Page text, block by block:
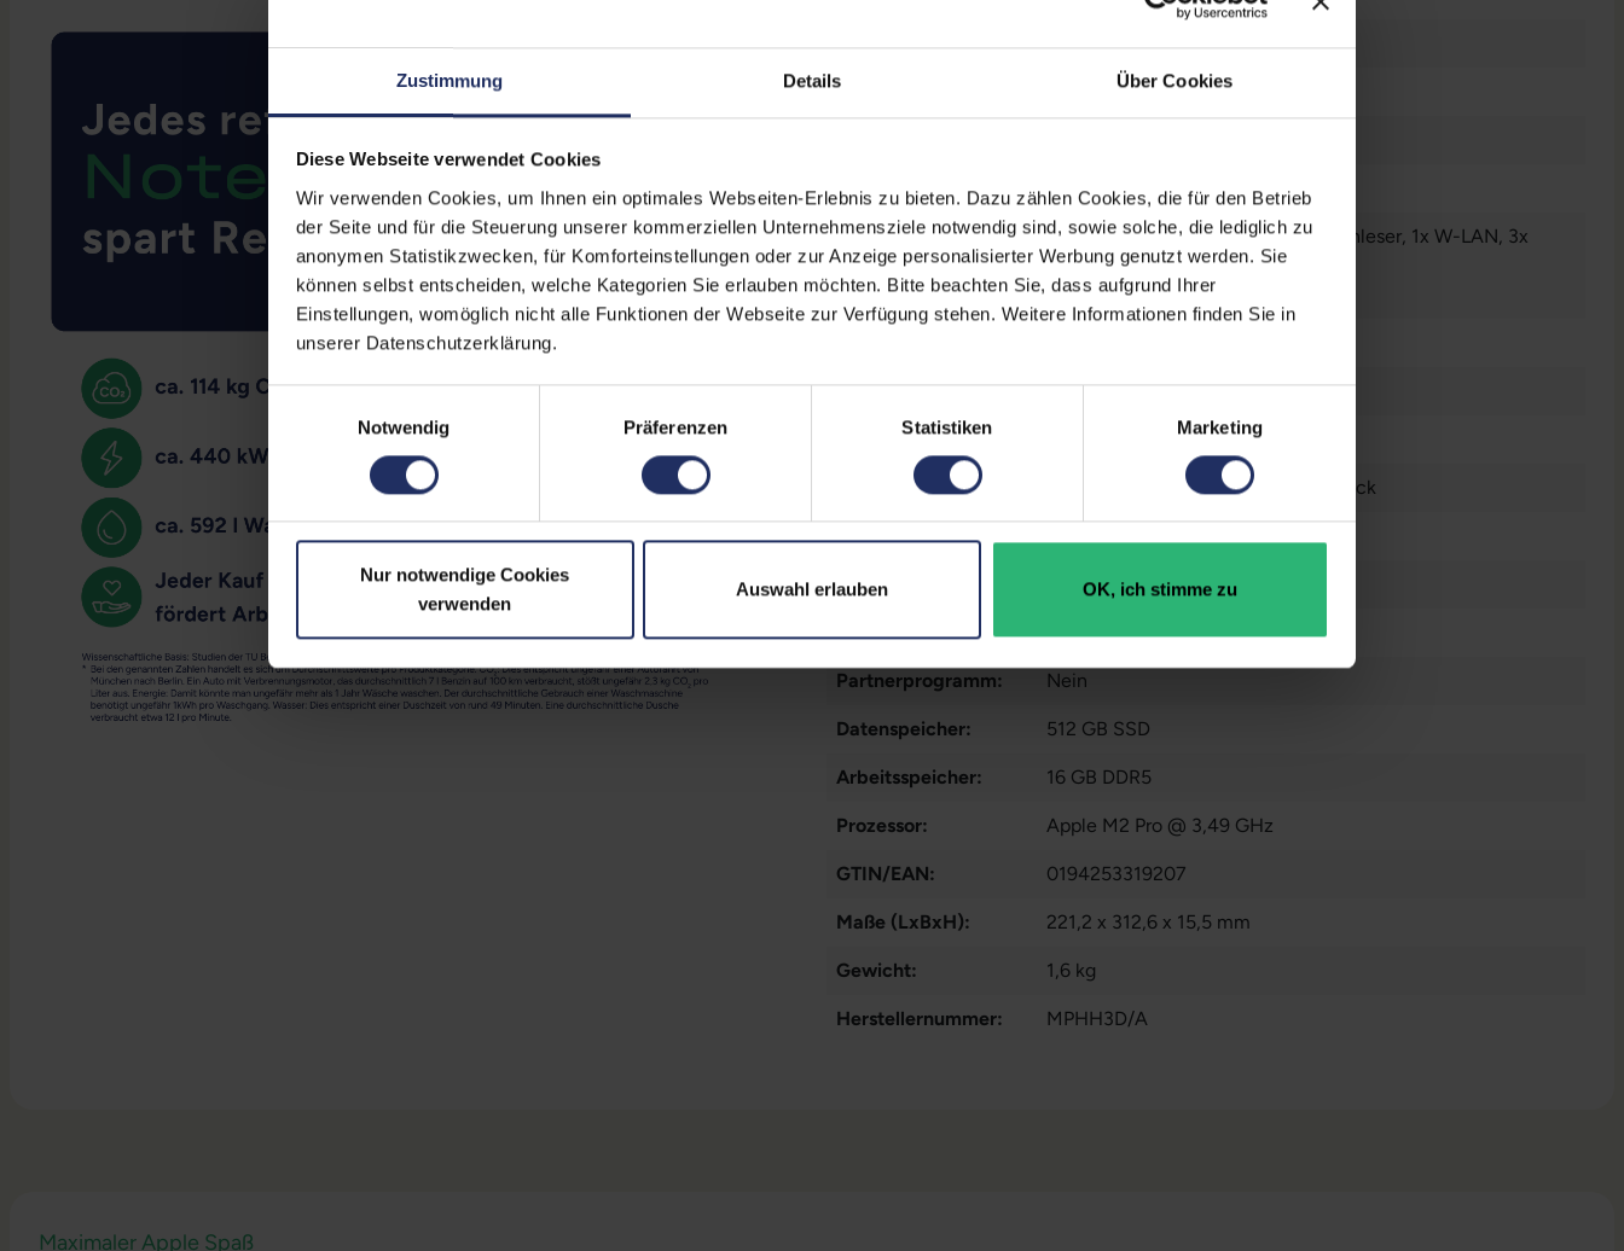
Zustimmung Details Über Cookies
Diese Webseite verwendet Cookies
Wir verwenden Cookies, um Ihnen ein optimales Webseiten-Erlebnis zu bieten. Dazu zählen Cookies, die für den Betrieb
der Seite und für die Steuerung unserer kommerziellen Unternehmensziele notwendig sind, sowie solche, die lediglich zu
anonymen Statistikzwecken, für Komforteinstellungen oder zur Anzeige personalisierter Werbung genutzt werden. Sie
können selbst entscheiden, welche Kategorien Sie erlauben möchten. Bitte beachten Sie, dass aufgrund Ihrer
Einstellungen, womöglich nicht alle Funktionen der Webseite zur Verfügung stehen. Weitere Informationen finden Sie in
unserer Datenschutzerklärung.
Einwilligungsauswahl
Notwendig
Präferenzen Statistiken Marketing
Nur notwendige Cookies
verwenden
Auswahl erlauben OK, ich stimme zu
Prozessorkerne: 10
Displayart: Glänzendes Display
Tastaturbeleuchtung: Ja
Schnittstellen: 1x Bluetooth, 1x HDMI, 1x SD-Kartenleser, 1x W-LAN, 3x
Thunderbolt
Mehr anzeigen
LTE: Nein
Displayauflösung:
Tastaturlayout: Deutsch (QWERTZ) ohne Ziffernblock
Onboard-Grafik:
Fingerprintreader:
Zustand: Gebraucht
Partnerprogramm: Nein
Datenspeicher: 512 GB SSD
Arbeitsspeicher: 16 GB DDR5
Prozessor: Apple M2 Pro @ 3,49 GHz
GTIN/EAN: 0194253319207
Maße (LxBxH): 221,2 x 312,6 x 15,5 mm
Gewicht: 1,6 kg
Herstellernummer: MPHH3D/A
Maximaler Apple Spaß